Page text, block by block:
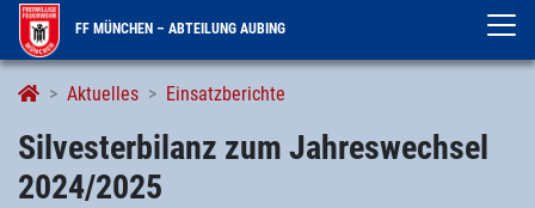
FF MÜNCHEN – ABTEILUNG AUBING
Aktuelles Einsatzberichte
Silvesterbilanz zum Jahreswechsel
2024/2025